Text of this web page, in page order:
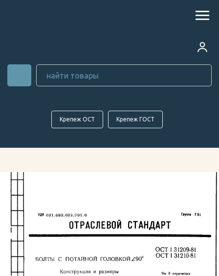
Крепеж ОСТ Крепеж ГОСТ